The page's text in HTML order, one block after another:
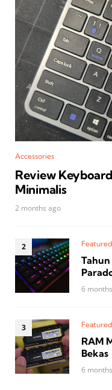
Accessories
Review
Minimalis
2 months ago
Featured
6
Featured
RAM
Bekas
6